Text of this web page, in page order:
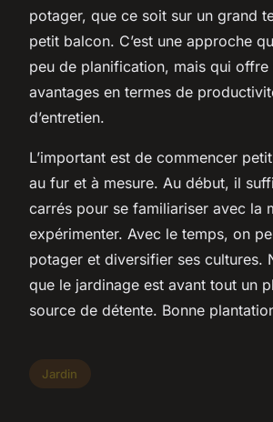
potager, que ce soit sur un grand
petit balcon. C’est une approche
peu de planification, mais qui offre
avantages en termes de
d’entretien.
L’important est de commencer
au fur et à mesure. Au début, il
carrés pour se familiariser avec la
expérimenter. Avec le temps, on
potager et diversifier ses cultures.
que le jardinage est avant tout un
source de détente. Bonne
Jardin